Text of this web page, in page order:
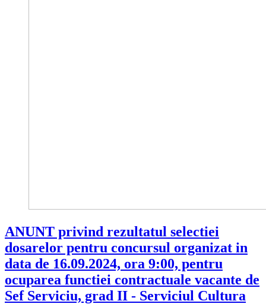
ANUNT privind rezultatul selectiei
dosarelor pentru concursul organizat in
data de 16.09.2024, ora 9:00, pentru
ocuparea functiei contractuale vacante de
Sef Serviciu, grad II - Serviciul Cultura